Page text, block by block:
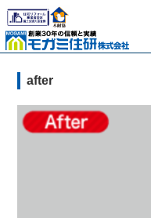
after